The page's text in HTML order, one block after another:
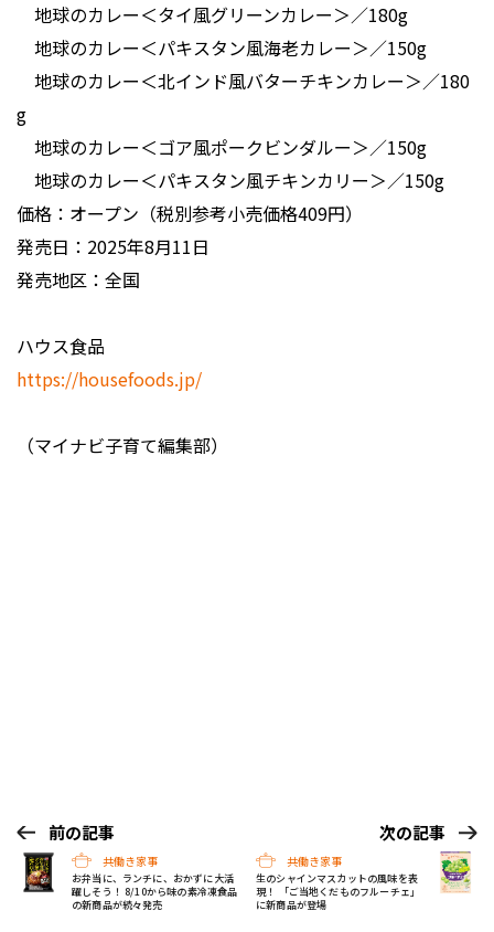
地球のカレー＜タイ風グリーンカレー＞／180g
地球のカレー＜パキスタン風海老カレー＞／150g
地球のカレー＜北インド風バターチキンカレー＞／180
g
地球のカレー＜ゴア風ポークビンダルー＞／150g
地球のカレー＜パキスタン風チキンカリー＞／150g
価格：オープン（税別参考小売価格409円）
発売日：2025年8月11日
発売地区：全国
ハウス食品
https://housefoods.jp/
（マイナビ子育て編集部）
前の記事
共働き家事
お弁当に、ランチに、おかずに大活
躍しそう！ 8/10から味の素冷凍食品
の新商品が続々発売
次の記事
共働き家事
生のシャインマスカットの風味を表
現！ 「ご当地くだものフルーチェ」
に新商品が登場